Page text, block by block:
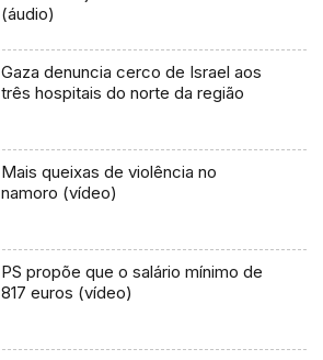
(áudio)
Gaza denuncia cerco de Israel aos
três hospitais do norte da região
Mais queixas de violência no
namoro (vídeo)
PS propõe que o salário mínimo de
817 euros (vídeo)